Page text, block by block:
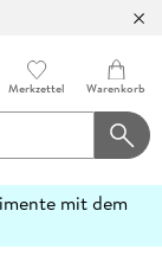
Merkzettel Warenkorb
mit dem